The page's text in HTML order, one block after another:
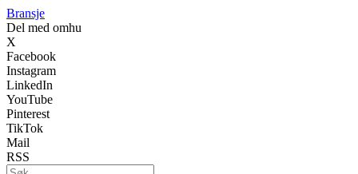
Bransje
Del med omhu
X
Facebook
Instagram
LinkedIn
YouTube
Pinterest
TikTok
Mail
RSS